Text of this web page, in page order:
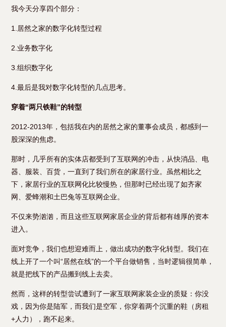
我今天分享四个部分：
1.居然之家的数字化转型过程
2.业务数字化
3.组织数字化
4.最后是我对数字化转型的几点思考。
穿着“两只铁鞋”的转型
2012-2013年，包括我在内的居然之家的董事会成员，都感到一
股深深的焦虑。
那时，几乎所有的实体店都受到了互联网的冲击，从快消品、电
器、服装、百货，一直到了我们所在的家居行业。虽然相比之
下，家居行业的互联网化比较慢热，但那时已经出现了如齐家
网、爱蜂潮和土巴兔等互联网企业。
不仅来势汹汹，而且这些互联网家居企业的背后都有雄厚的资本
进入。
面对竞争，我们也想迎难而上，做出成功的数字化转型。我们在
线上开了一个叫“居然在线”的一个平台做销售，当时逻辑很简单，
就是把线下的产品搬到线上去卖。
然而，这样的转型尝试遭到了一家互联网家装企业的质疑：你没
戏，因为你是陆军，而我们是空军，你穿着两个沉重的鞋（房租
+人力），跑不起来。